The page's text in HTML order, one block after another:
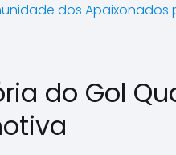
dos Apaixonados
do Gol